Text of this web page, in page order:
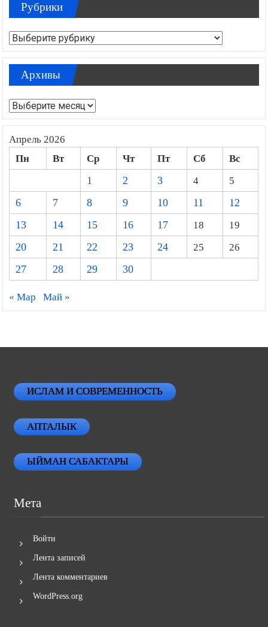
Рубрики
Рубрики
Архивы
Архивы
Апрель 2026
Пн Вт Ср Чт Пт Сб
Вс
1
2 3 4
5
6
7 8 9 10 11
12
13
14 15 16 17 18
19
20
21 22 23 24 25
26
27
28 29 30
« Мар Май »
ИСЛАМ И СОВРЕМЕННОСТЬ
АПТАЛЫК
ЫЙМАН САБАКТАРЫ
Мета
Войти
Лента записей
Лента комментариев
WordPress.org